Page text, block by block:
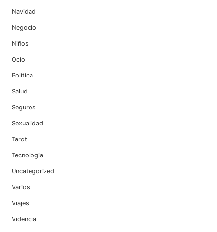
Navidad
Negocio
Niños
Ocio
Política
Salud
Seguros
Sexualidad
Tarot
Tecnologia
Uncategorized
Varios
Viajes
Videncia